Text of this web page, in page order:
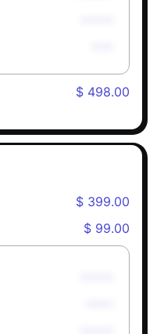
$ 498.00
$ 399.00
$ 99.00